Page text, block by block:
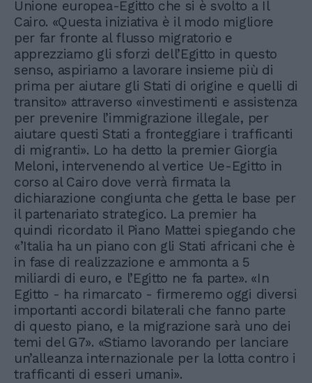
Unione europea-Egitto che si è svolto a Il
Cairo. «Questa iniziativa è il modo migliore
per far fronte al flusso migratorio e
apprezziamo gli sforzi dell’Egitto in questo
senso, aspiriamo a lavorare insieme più di
prima per aiutare gli Stati di origine e quelli di
transito» attraverso «investimenti e assistenza
per prevenire l’immigrazione illegale, per
aiutare questi Stati a fronteggiare i trafficanti
di migranti». Lo ha detto la premier Giorgia
Meloni, intervenendo al vertice Ue-Egitto in
corso al Cairo dove verrà firmata la
dichiarazione congiunta che getta le base per
il partenariato strategico. La premier ha
quindi ricordato il Piano Mattei spiegando che
«’Italia ha un piano con gli Stati africani che è
in fase di realizzazione e ammonta a 5
miliardi di euro, e l’Egitto ne fa parte». «In
Egitto - ha rimarcato - firmeremo oggi diversi
importanti accordi bilaterali che fanno parte
di questo piano, e la migrazione sarà uno dei
temi del G7». «Stiamo lavorando per lanciare
un’alleanza internazionale per la lotta contro i
trafficanti di esseri umani».